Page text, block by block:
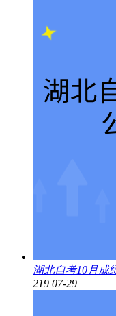
湖北自考10月成
219 07-29